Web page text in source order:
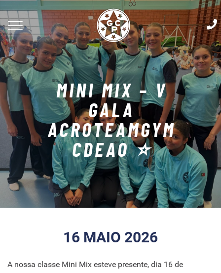
MINI MIX – V
GALA
ACROTEAMGYM
CDEAO ⭐
16 MAIO 2026
A nossa classe Mini Mix esteve presente, dia 16 de